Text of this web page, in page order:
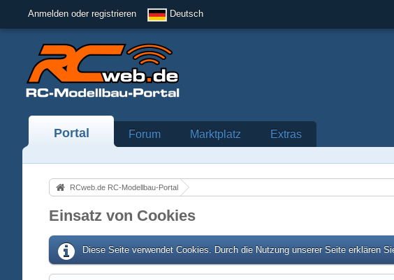
Anmelden oder registrieren Deutsch
Portal Forum Marktplatz Extras
RCweb.de RC-Modellbau-Portal
Einsatz von Cookies
Diese Seite verwendet Cookies. Durch die Nutzung unserer Seite erklären